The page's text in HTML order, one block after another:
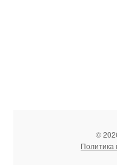
©
Политика